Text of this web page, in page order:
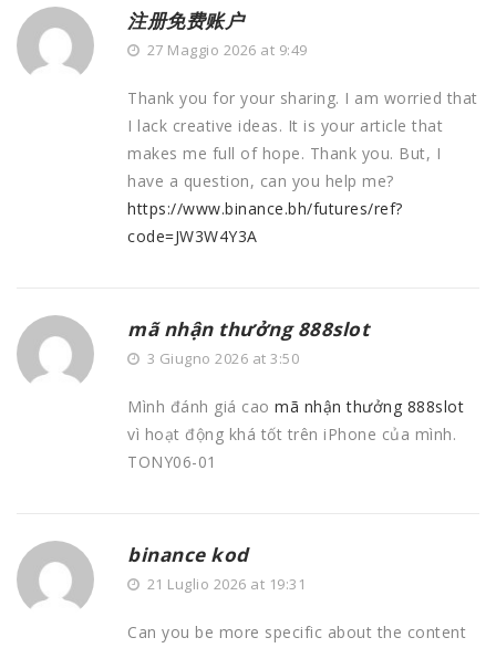
注册免费账户
27 Maggio 2026 at 9:49
Thank you for your sharing. I am worried that
I lack creative ideas. It is your article that
makes me full of hope. Thank you. But, I
have a question, can you help me?
https://www.binance.bh/futures/ref?
code=JW3W4Y3A
mã nhận thưởng 888slot
3 Giugno 2026 at 3:50
Mình đánh giá cao mã nhận thưởng 888slot
vì hoạt động khá tốt trên iPhone của mình.
TONY06-01
binance kod
21 Luglio 2026 at 19:31
Can you be more specific about the content